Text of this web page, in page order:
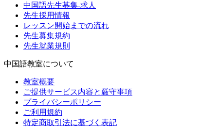
中国語先生募集-求人
先生採用情報
レッスン開始までの流れ
先生募集規約
先生就業規則
中国語教室について
教室概要
ご提供サービス内容と厳守事項
プライバシーポリシー
ご利用規約
特定商取引法に基づく表記